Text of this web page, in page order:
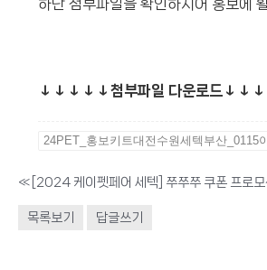
하단 첨부파일을 확인하시어 홍보에
↓↓↓↓↓첨부파일 다운로드
24PET_홍보키트대전수원세텍부산_0115
« [2024 케이펫페어 세텍] 쭈쭈쭈 쿠폰 프로
목록보기 답글쓰기